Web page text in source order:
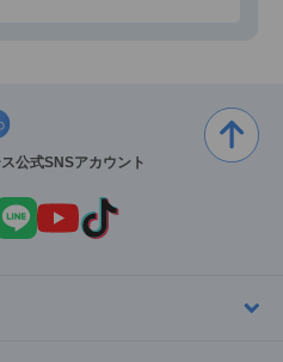
公式SNSアカウント